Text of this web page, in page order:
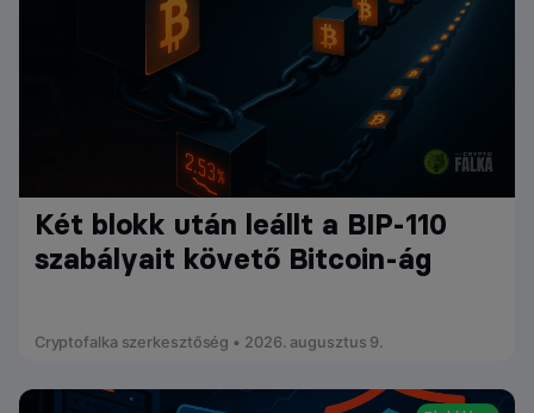
Két blokk után leállt a BIP-110
szabályait követő Bitcoin-ág
Cryptofalka szerkesztőség • 2026. augusztus 9.